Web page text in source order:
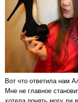
Вот что ответила нам
Мне не главное